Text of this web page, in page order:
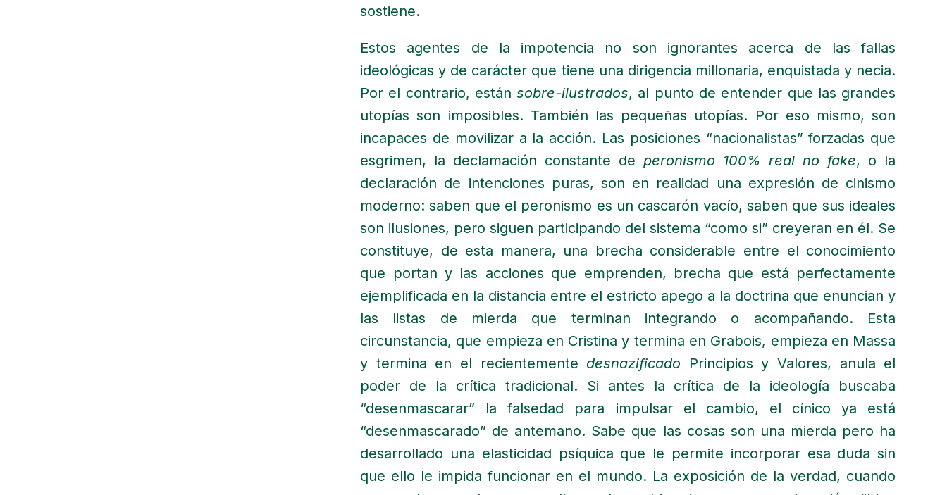
sostiene.
Estos agentes de la impotencia no son ignorantes acerca de las fallas
ideológicas y de carácter que tiene una dirigencia millonaria, enquistada y necia.
Por el contrario, estánsobre-ilustrados, al punto de entender que las grandes
utopías son imposibles. También las pequeñas utopías. Por eso mismo, son
incapaces de movilizar a la acción. Las posiciones “nacionalistas” forzadas que
esgrimen, la declamación constante deperonismo 100% real no fake, o la
declaración de intenciones puras, son en realidad una expresión de cinismo
moderno: saben que el peronismo es un cascarón vacío, saben que sus ideales
son ilusiones, pero siguen participando del sistema “como si” creyeran en él. Se
constituye, de esta manera, una brecha considerable entre el conocimiento
que portan y las acciones que emprenden, brecha que está perfectamente
ejemplificada en la distancia entre el estricto apego a la doctrina que enuncian y
las listas de mierda que terminan integrando o acompañando. Esta
circunstancia, que empieza en Cristina y termina en Grabois, empieza en Massa
y termina en el recientemente desnazificado Principios y Valores, anula el
poder de la crítica tradicional. Si antes la crítica de la ideología buscaba
“desenmascarar” la falsedad para impulsar el cambio, el cínico ya está
“desenmascarado” de antemano. Sabe que las cosas son una mierda pero ha
desarrollado una elasticidad psíquica que le permite incorporar esa duda sin
que ello le impida funcionar en el mundo. La exposición de la verdad, cuando